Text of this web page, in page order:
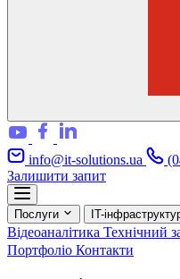
info@it-solutions.ua
Залишити запит
Послуги IT-
Відеоаналітика Технічний
Портфоліо Контакти